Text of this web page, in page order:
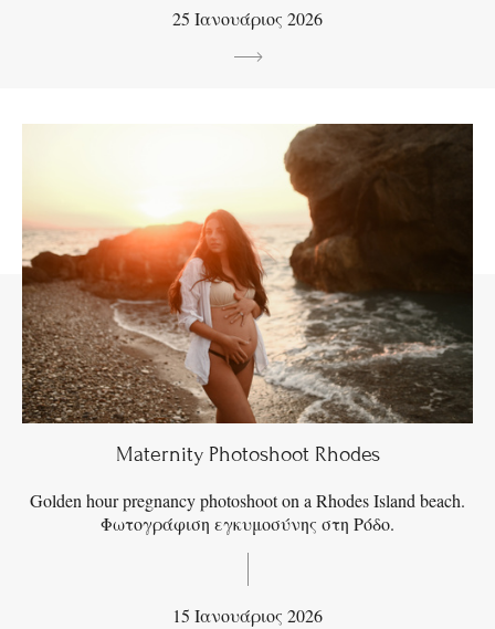
25 Ιανουάριος 2026
Maternity Photoshoot Rhodes
Golden hour pregnancy photoshoot on a Rhodes Island beach.
Φωτογράφιση εγκυμοσύνης στη Ρόδο.
15 Ιανουάριος 2026